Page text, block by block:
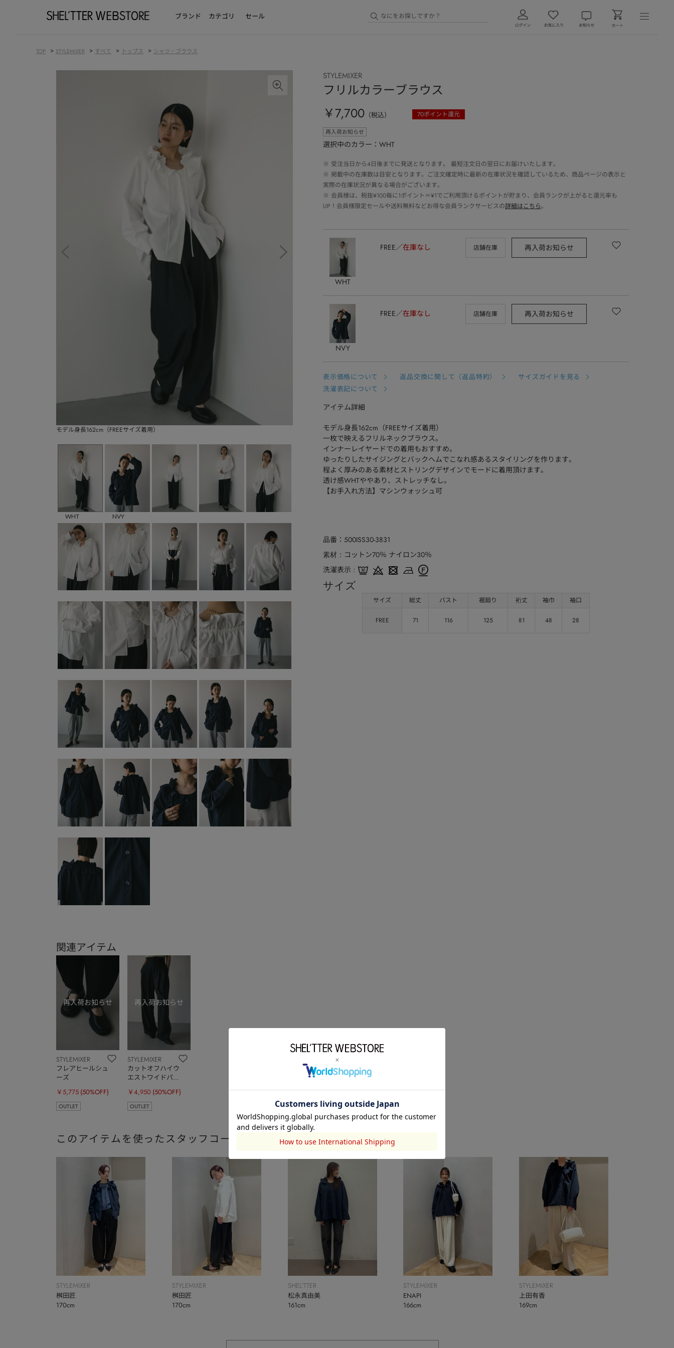
ブランド カテゴリ セール
TOP > STYLEMIXER > すべて > トップス > シャツ・ブラウス
モデル身長162cm（FREEサイズ着用）
WHT NVY
関連アイテム
STYLEMIXER
フレアヒールシュ
ーズ
￥5,775 (50%OFF)
OUTLET
STYLEMIXER
カットオフハイウ
エストワイドパン
￥4,950 (50%OFF)
OUTLET
STYLEMIXER
フリルカラーブラウス
￥7,700 （税込） 70ポイント還元
再入荷お知らせ
選択中のカラー：WHT
※ 受注当日から4日後までに発送となります。 最短注文日の翌日にお届けいたします。
※ 掲載中の在庫数は目安となります。ご注文確定時に最新の在庫状況を確認しているため、商品ページの表示と
実際の在庫状況が異なる場合がございます。
※ 会員様は、税抜¥100毎に1ポイント＝¥1でご利用頂けるポイントが貯まり、会員ランクが上がると還元率も
UP！会員様限定セールや送料無料などお得な会員ランクサービスの詳細はこちら。
WHT
FREE 在庫なし 店舗在庫 再入荷お知らせ
NVY
FREE 在庫なし 店舗在庫 再入荷お知らせ
表示価格について 返品交換に関して（返品特約）
サイズガイドを見る
洗濯表記について
アイテム詳細
モデル身長162cm（FREEサイズ着用）
一枚で映えるフリルネックブラウス。
インナーレイヤードでの着用もおすすめ。
ゆったりしたサイジングとバックヘムでこなれ感あるスタイリングを作ります。
程よく厚みのある素材とストリングデザインでモードに着用頂けます。
透け感WHTややあり、ストレッチなし。
【お手入れ方法】マシンウォッシュ可
品番 500ISS30-3831
素材
コットン70％ ナイロン30％
洗濯表示
サイズ
サイズ 総丈 バスト 裾廻り 裄丈 袖巾 袖口
FREE 71 116 125 81 48 28
このアイテムを使ったスタッフコーディネート
STYLEMIXER
桝田匠
170cm
STYLEMIXER
桝田匠
170cm
SHEL’TTER
松永真由美
161cm
STYLEMIXER
ENAPI
166cm
STYLEMIXER
上田有香
169cm